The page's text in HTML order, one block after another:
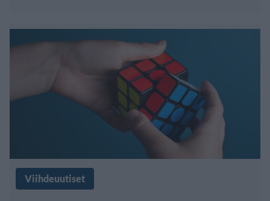
Viihdeuutiset